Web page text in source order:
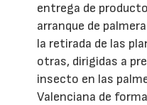
entrega de
arranque de
la retirada de las
otras, dirigidas a
insecto en las
Valenciana de